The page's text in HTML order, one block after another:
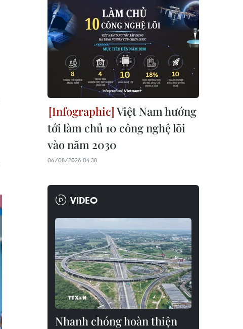
Việt Nam hướng
tới làm chủ 10 công nghệ lõi
vào năm 2030
06/08/2026 04:38
VIDEO
Nhanh chóng hoàn thiện